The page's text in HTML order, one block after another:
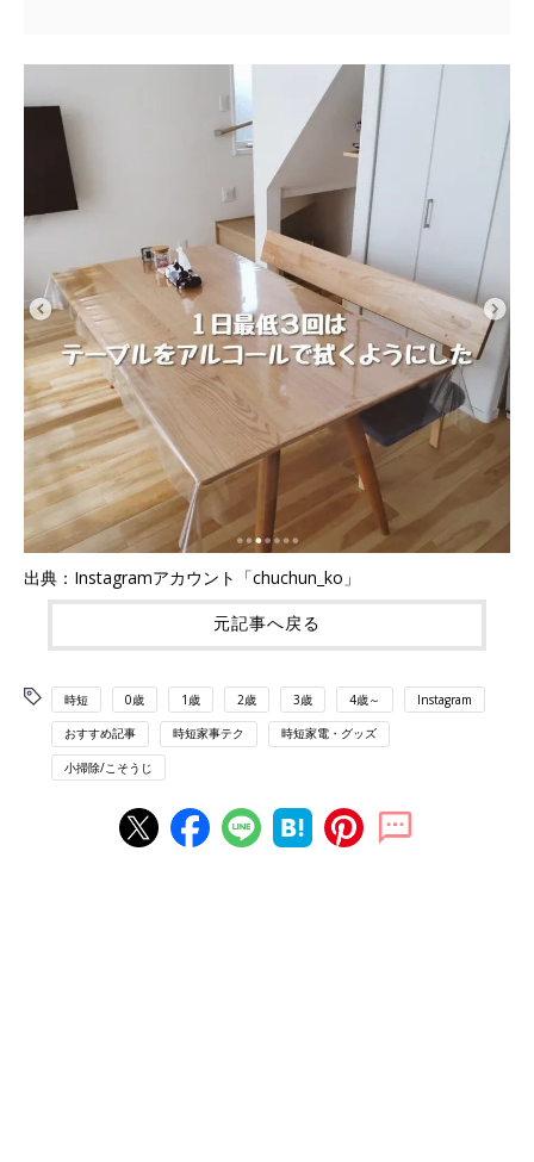
出典：Instagramアカウント「chuchun_ko」
元記事へ戻る
時短 0歳 1歳 2歳 3歳 4歳～ Instagram
おすすめ記事 時短家事テク 時短家電・グッズ
小掃除/こそうじ